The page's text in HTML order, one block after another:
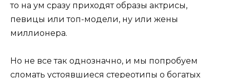
то на ум сразу приходят образы актрисы,
певицы или топ-модели, ну или жены
миллионера.
Но не все так однозначно, и мы попробуем
сломать устоявшиеся стереотипы о богатых